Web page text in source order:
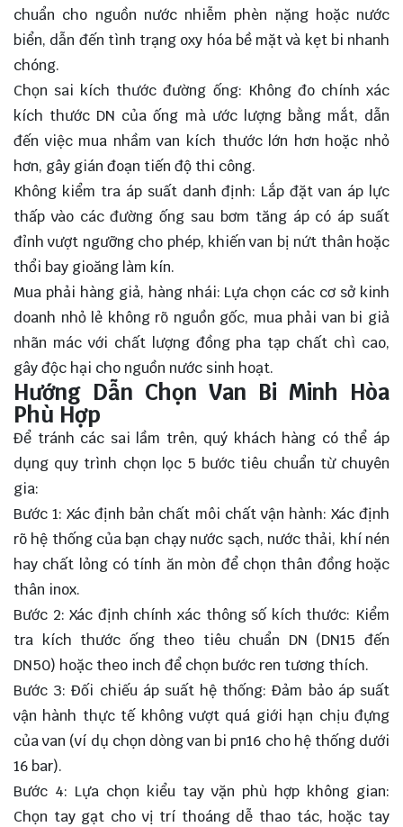
chuẩn cho nguồn nước nhiễm phèn nặng hoặc nước
biển, dẫn đến tình trạng oxy hóa bề mặt và kẹt bi nhanh
chóng.
Chọn sai kích thước đường ống: Không đo chính xác
kích thước DN của ống mà ước lượng bằng mắt, dẫn
đến việc mua nhầm van kích thước lớn hơn hoặc nhỏ
hơn, gây gián đoạn tiến độ thi công.
Không kiểm tra áp suất danh định: Lắp đặt van áp lực
thấp vào các đường ống sau bơm tăng áp có áp suất
đỉnh vượt ngưỡng cho phép, khiến van bị nứt thân hoặc
thổi bay gioăng làm kín.
Mua phải hàng giả, hàng nhái: Lựa chọn các cơ sở kinh
doanh nhỏ lẻ không rõ nguồn gốc, mua phải van bi giả
nhãn mác với chất lượng đồng pha tạp chất chì cao,
gây độc hại cho nguồn nước sinh hoạt.
Hướng Dẫn Chọn Van Bi Minh Hòa
Phù Hợp
Để tránh các sai lầm trên, quý khách hàng có thể áp
dụng quy trình chọn lọc 5 bước tiêu chuẩn từ chuyên
gia:
Bước 1: Xác định bản chất môi chất vận hành: Xác định
rõ hệ thống của bạn chạy nước sạch, nước thải, khí nén
hay chất lỏng có tính ăn mòn để chọn thân đồng hoặc
thân inox.
Bước 2: Xác định chính xác thông số kích thước: Kiểm
tra kích thước ống theo tiêu chuẩn DN (DN15 đến
DN50) hoặc theo inch để chọn bước ren tương thích.
Bước 3: Đối chiếu áp suất hệ thống: Đảm bảo áp suất
vận hành thực tế không vượt quá giới hạn chịu đựng
của van (ví dụ chọn dòng van bi pn16 cho hệ thống dưới
16 bar).
Bước 4: Lựa chọn kiểu tay vặn phù hợp không gian:
Chọn tay gạt cho vị trí thoáng dễ thao tác, hoặc tay